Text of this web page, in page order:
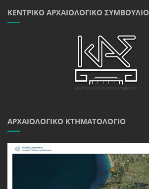
ΚΕΝΤΡΙΚΌ ΑΡΧΑΙΟΛΟΓΙΚΌ ΣΥΜΒΟΎΛΙΟ
ΑΡΧΑΙΟΛΟΓΙΚΌ ΚΤΗΜΑΤΟΛΌΓΙΟ